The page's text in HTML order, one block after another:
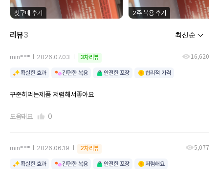
첫구매 후기 2주 복용 후기
리뷰3
min*** 2026.07.03 3차리뷰 16,620
확실한 효과 간편한 복용 안전한 포장 합리적 가격
꾸준히먹는제품 저렴해서좋아요
도움돼요 0
min*** 2026.06.19 2차리뷰 5,077
확실한 효과 간편한 복용 안전한 포장 저렴해요